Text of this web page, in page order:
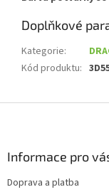
Doplňkové
Kategorie:
Kód produktu:
Informace pro
Doprava a platba